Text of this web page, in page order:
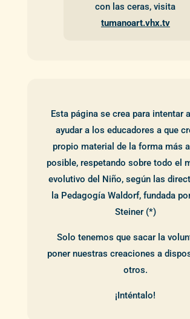
con las ceras, visita
tumanoart.vhx.tv
Esta página se crea para intentar
ayudar a los educadores a que
propio material de la forma más
posible, respetando sobre todo el
evolutivo del Niño, según las
la Pedagogía Waldorf, fundada
Steiner (*)
Solo tenemos que sacar la
poner nuestras creaciones a
otros.
¡Inténtalo!